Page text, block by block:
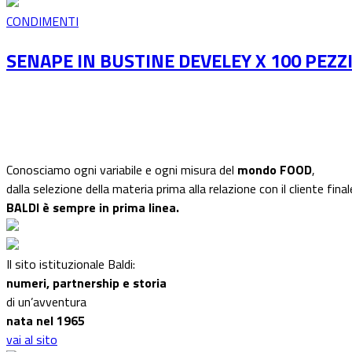
CONDIMENTI
SENAPE IN BUSTINE DEVELEY X 100 PEZZI
Conosciamo ogni variabile e ogni misura del mondo FOOD,
dalla selezione della materia prima alla relazione con il cliente
BALDI è sempre in prima linea.
Il sito istituzionale Baldi:
numeri, partnership e storia
di un’avventura
nata nel 1965
vai al sito